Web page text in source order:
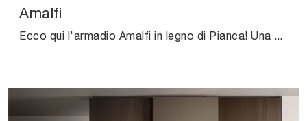
Amalfi
Ecco qui l'armadio Amalfi in legno di Pianca! Una ricca gamma di armadi a muro con ante battenti.